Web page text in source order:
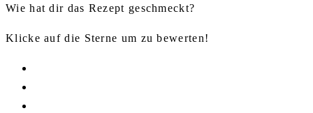
Wie hat dir das Rezept geschmeckt?
Klicke auf die Sterne um zu bewerten!